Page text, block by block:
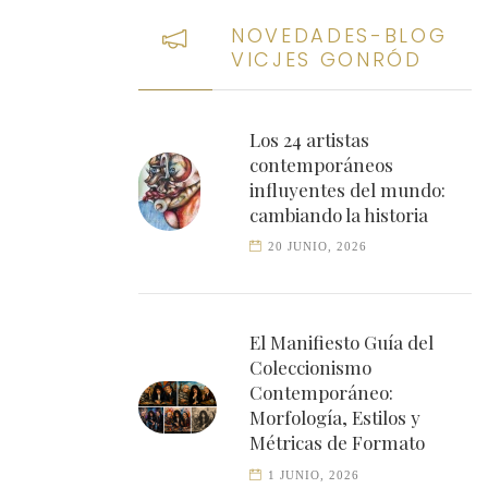
NOVEDADES-BLOG
VICJES GONRÓD
Los 24 artistas
contemporáneos
influyentes del mundo:
cambiando la historia
20 JUNIO, 2026
El Manifiesto Guía del
Coleccionismo
Contemporáneo:
Morfología, Estilos y
Métricas de Formato
1 JUNIO, 2026